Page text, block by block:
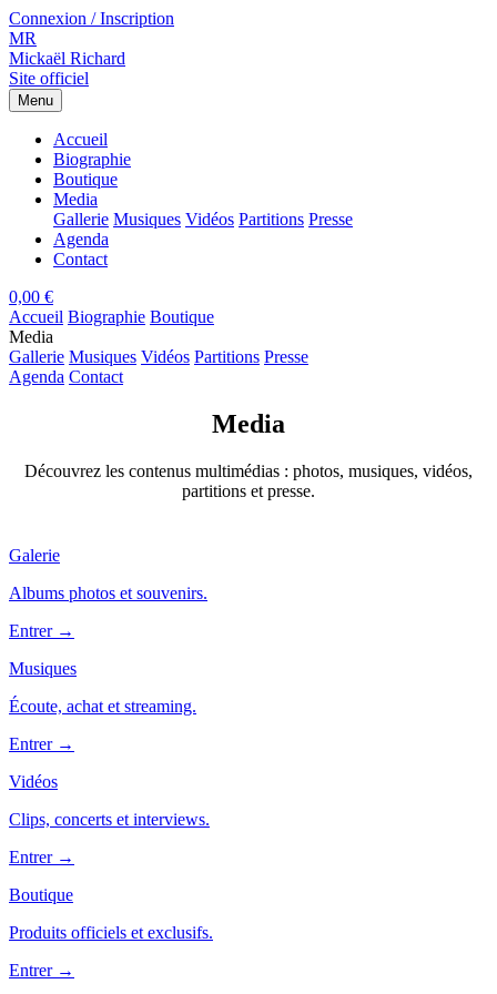
Connexion / Inscription
MR
Mickaël Richard
Site officiel
Menu
Accueil
Biographie
Boutique
Media
Gallerie Musiques Vidéos Partitions Presse
Agenda
Contact
0,00 €
Accueil Biographie Boutique
Media
Gallerie Musiques Vidéos Partitions Presse
Agenda Contact
Media
Découvrez les contenus multimédias : photos, musiques, vidéos,
partitions et presse.
Galerie
Albums photos et souvenirs.
Entrer →
Musiques
Écoute, achat et streaming.
Entrer →
Vidéos
Clips, concerts et interviews.
Entrer →
Boutique
Produits officiels et exclusifs.
Entrer →